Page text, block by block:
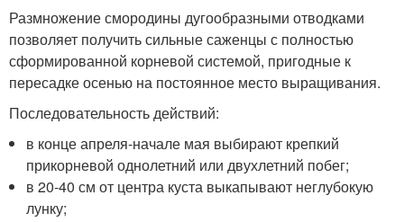
Размножение смородины дугообразными отводками
позволяет получить сильные саженцы с полностью
сформированной корневой системой, пригодные к
пересадке осенью на постоянное место выращивания.
Последовательность действий:
в конце апреля-начале мая выбирают крепкий
прикорневой однолетний или двухлетний побег;
в 20-40 см от центра куста выкапывают неглубокую
лунку;